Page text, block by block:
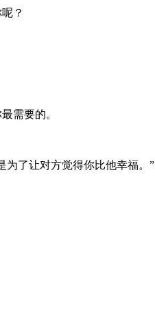
？
需要的。
为了让对方觉得你比他幸福。”